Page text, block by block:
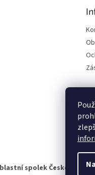
spolek Českého